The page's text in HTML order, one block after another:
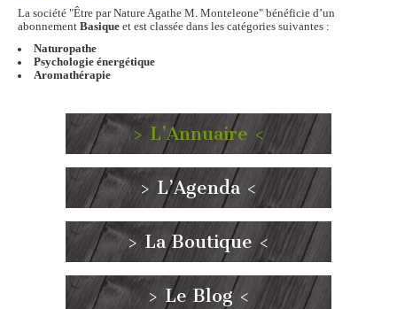
La société "Être par Nature Agathe M. Monteleone" bénéficie d’un
abonnement Basique et est classée dans les catégories suivantes :
Naturopathe
Psychologie énergétique
Aromathérapie
> L’Annuaire <
> L’Agenda <
> La Boutique <
> Le Blog <